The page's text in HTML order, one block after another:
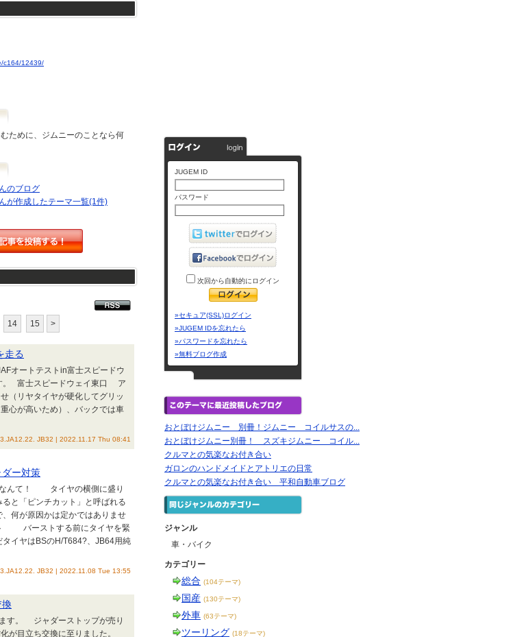
c164/12439/
ために、ジムニーのことなら何
のブログ
が作成したテーマ一覧(1件)
14 15 >
走る
オートテストin富士スピードウ
。 富士スピードウェイ東口 ア
（リヤタイヤが硬化してグリッ
心が高いため）、バックでは車
JB32 | 2022.11.17 Thu 08:41
ー対策
なんて！ タイヤの横側に盛り
と「ピンチカット」と呼ばれる
何が原因かは定かではありませ
バーストする前にタイヤを緊
イヤはBSのH/T684?、JB64用純
JB32 | 2022.11.08 Tue 13:55
換
す。 ジャダーストップが売り
化が目立ち交換に至りました。
JUGEM ID
パスワード
次回から自動的にログイン
»セキュア(SSL)ログイン
»JUGEM IDを忘れたら
»パスワードを忘れたら
»無料ブログ作成
おとぼけジムニー 別冊！ジムニー コイルサスの...
おとぼけジムニー別冊！ スズキジムニー コイル...
クルマとの気楽なお付き合い
ガロンのハンドメイドとアトリエの日常
クルマとの気楽なお付き合い 平和自動車ブログ
ジャンル
車・バイク
カテゴリー
総合 (104テーマ)
国産 (130テーマ)
外車 (63テーマ)
ツーリング (18テーマ)